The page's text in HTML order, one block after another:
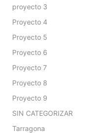
proyecto 3
Proyecto 4
Proyecto 5
Proyecto 6
Proyecto 7
Proyecto 8
Proyecto 9
SIN CATEGORIZAR
Tarragona